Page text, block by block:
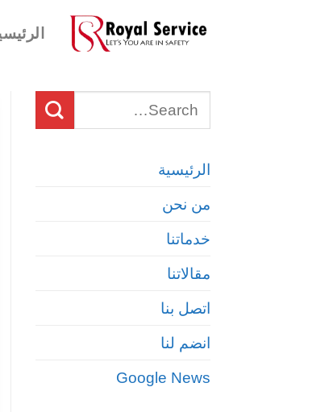
الرئيسية
من نحن
خدماتنا
مقالاتنا
اتصل بنا
انضم لنا
Google News